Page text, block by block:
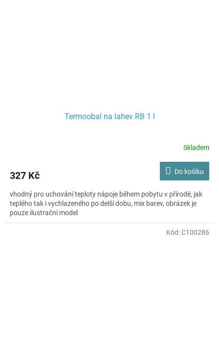
Termoobal na lahev RB 1 l
Skladem
327 Kč Do košíku
vhodný pro uchování teploty nápoje během pobytu v přírodě, jak
teplého tak i vychlazeného po delší dobu, mix barev, obrázek je
pouze ilustrační model
Kód:C100286